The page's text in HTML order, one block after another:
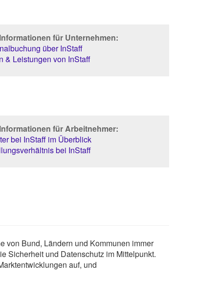
für Unternehmen:
über InStaff
& Leistungen von InStaff
für Arbeitnehmer:
bei InStaff im Überblick
bei InStaff
von Bund, Ländern und Kommunen immer
Sicherheit und Datenschutz im Mittelpunkt.
auf, und